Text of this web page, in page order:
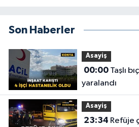
Son Haberler
Asayiş
00:00Taşlı bıçaklı kavgada 4 kişi
yaralandı
Asayiş
23:34